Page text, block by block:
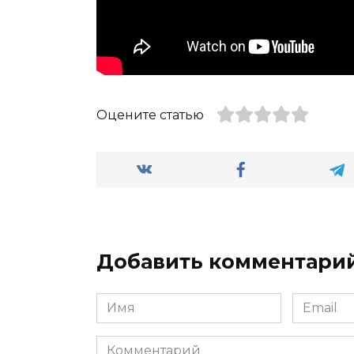
Оцените статью
Добавить
Имя Email
Комментарий